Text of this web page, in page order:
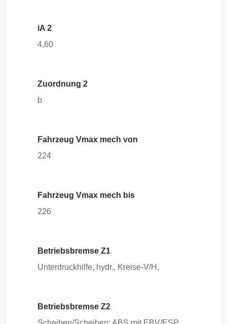
iA 2
4,60
Zuordnung 2
b
Fahrzeug Vmax mech von
224
Fahrzeug Vmax mech bis
226
Betriebsbremse Z1
Unterdruckhilfe, hydr., Kreise-V/H,
Betriebsbremse Z2